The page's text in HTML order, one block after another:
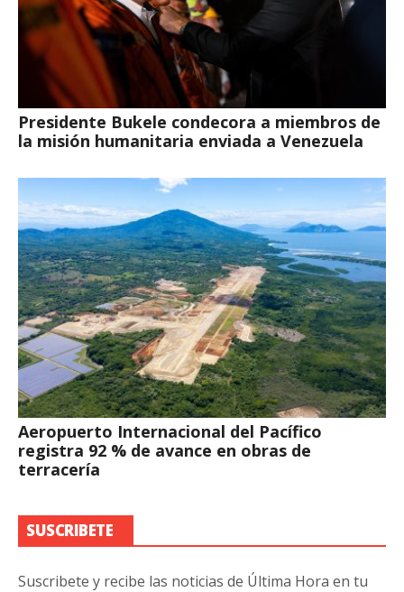
Presidente Bukele condecora a miembros de
la misión humanitaria enviada a Venezuela
Aeropuerto Internacional del Pacífico
registra 92 % de avance en obras de
terracería
SUSCRIBETE
Suscribete y recibe las noticias de Última Hora en tu